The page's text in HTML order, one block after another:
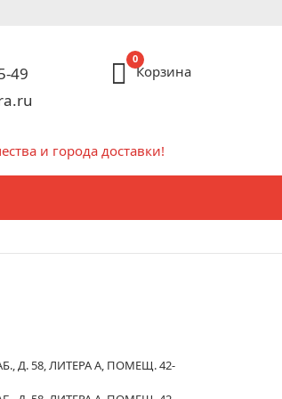
49
0
Корзина
и города доставки!
Д. 58, ЛИТЕРА А, ПОМЕЩ. 42-